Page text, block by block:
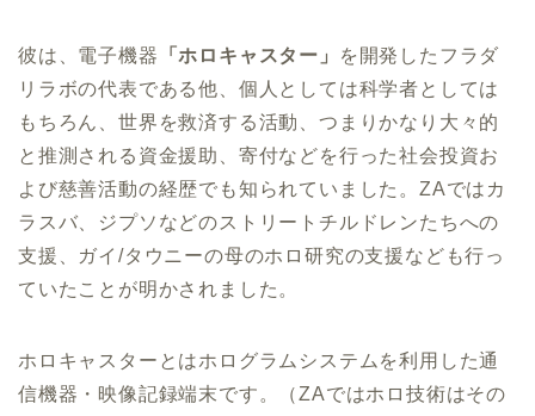
彼は、電子機器 「ホロキャスター」
を開発したフラダ
リラボの代表である他、個人としては科学者としては
もちろん、世界を救済する活動、つまりかなり大々的
と推測される資金援助、寄付などを行った社会投資お
よび慈善活動の経歴でも知られていました。ZAではカ
ラスバ、ジプソなどのストリートチルドレンたちへの
支援、ガイ/タウニーの母のホロ研究の支援なども行っ
ていたことが明かされました。
ホロキャスターとはホログラムシステムを利用した通
信機器・映像記録端末です。（ZAではホロ技術はその